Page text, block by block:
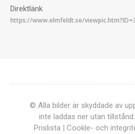
Direktlänk
© Alla bilder är skyddade av
inte laddas ner utan tillstånd.
Prislista | Cookle- och